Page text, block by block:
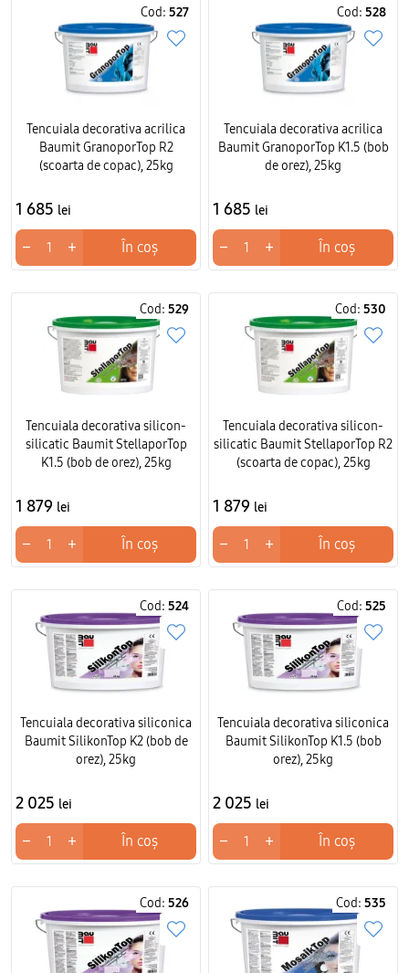
Cod: 527
Tencuiala decorativa acrilica
Baumit GranoporTop R2
(scoarta de copac), 25kg
1 685 lei
− + În coș
Cod: 528
Tencuiala decorativa acrilica
Baumit GranoporTop K1.5 (bob
de orez), 25kg
1 685 lei
− + În coș
Cod: 529
Tencuiala decorativa silicon-
silicatic Baumit StellaporTop
K1.5 (bob de orez), 25kg
1 879 lei
− + În coș
Cod: 530
Tencuiala decorativa silicon-
silicatic Baumit StellaporTop R2
(scoarta de copac), 25kg
1 879 lei
− + În coș
Cod: 524
Tencuiala decorativa siliconica
Baumit SilikonTop K2 (bob de
orez), 25kg
2 025 lei
− + În coș
Cod: 525
Tencuiala decorativa siliconica
Baumit SilikonTop K1.5 (bob
orez), 25kg
2 025 lei
− + În coș
Cod: 526 Cod: 535